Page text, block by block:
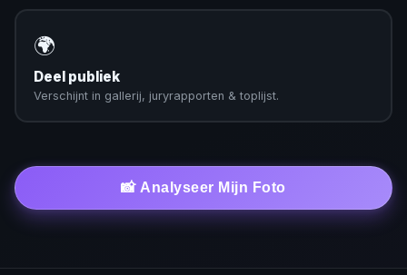
🌍
Deel publiek
Verschijnt in gallerij, juryrapporten & toplijst.
📸 Analyseer Mijn Foto